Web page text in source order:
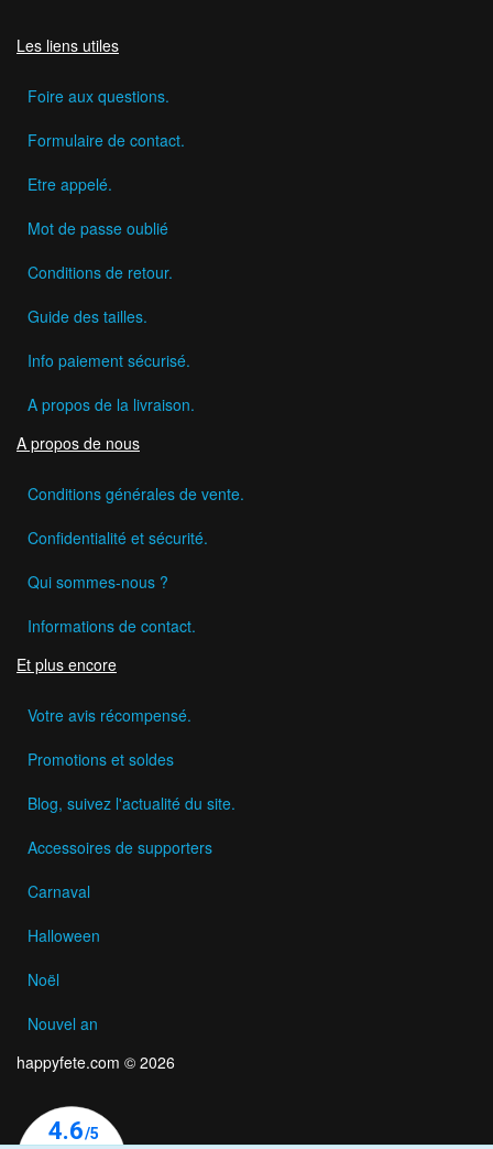
Les liens utiles
Foire aux questions.
Formulaire de contact.
Etre appelé.
Mot de passe oublié
Conditions de retour.
Guide des tailles.
Info paiement sécurisé.
A propos de la livraison.
A propos de nous
Conditions générales de vente.
Confidentialité et sécurité.
Qui sommes-nous ?
Informations de contact.
Et plus encore
Votre avis récompensé.
Promotions et soldes
Blog, suivez l'actualité du site.
Accessoires de supporters
Carnaval
Halloween
Noël
Nouvel an
happyfete.com © 2026